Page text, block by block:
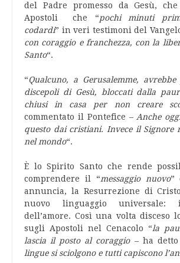
del Padre promesso da Gesù,
Apostoli che “pochi minuti
codardi” in veri testimoni del
con coraggio e franchezza, con la
Santo“.
“Qualcuno, a Gerusalemme,
discepoli di Gesù, bloccati dalla
chiusi in casa per non creare
commentato il Pontefice – Anche
questo dai cristiani. Invece il Signore
nel mondo“.
È lo Spirito Santo che rende
comprendere il “messaggio nuovo”
annuncia, la Resurrezione di
nuovo linguaggio universale:
dell’amore. Così una volta disceso
sugli Apostoli nel Cenacolo “la
lascia il posto al coraggio– ha detto
lingue si sciolgono e tutti capiscono